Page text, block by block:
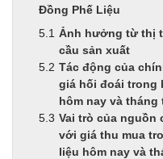
Đồng Phế Liệu
Ảnh hưởng từ thị
cầu sản xuất
Tác động của
giá hối đoái trong
hôm nay và tháng
Vai trò của nguồn
với giá thu mua
liệu hôm nay và